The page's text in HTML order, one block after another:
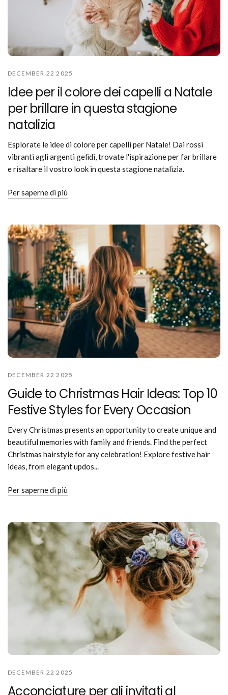
DECEMBER 22 2025
Idee per il colore dei capelli a Natale
per brillare in questa stagione
natalizia
Esplorate le idee di colore per capelli per Natale! Dai rossi
vibranti agli argenti gelidi, trovate l'ispirazione per far brillare
e risaltare il vostro look in questa stagione natalizia.
Per saperne di più
DECEMBER 22 2025
Guide to Christmas Hair Ideas: Top 10
Festive Styles for Every Occasion
Every Christmas presents an opportunity to create unique and
beautiful memories with family and friends. Find the perfect
Christmas hairstyle for any celebration! Explore festive hair
ideas, from elegant updos...
Per saperne di più
DECEMBER 22 2025
Acconciature per gli invitati al